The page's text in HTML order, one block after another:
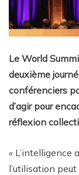
Le World
deuxième
conférenciers
d’agir pour
réflexion
« L’intelligence
l’utilisation